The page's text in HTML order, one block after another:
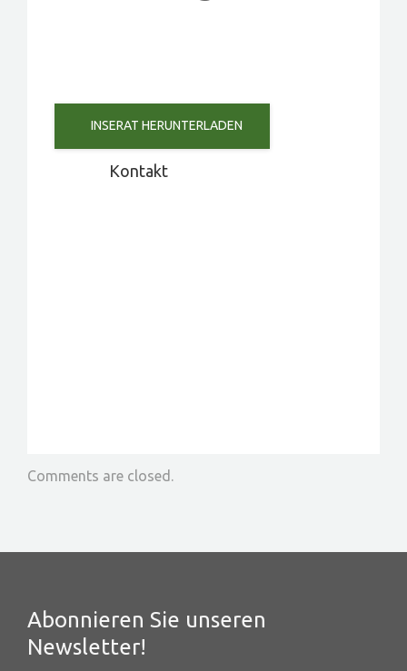
INSERAT HERUNTERLADEN
Kontakt
Comments are closed.
Abonnieren Sie unseren
Newsletter!